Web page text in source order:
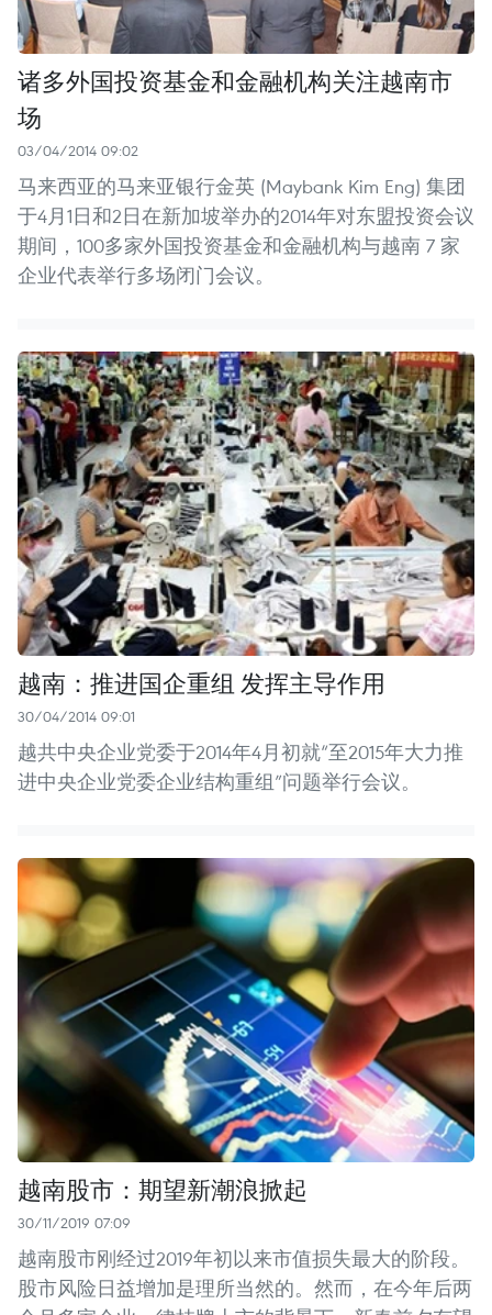
诸多外国投资基金和金融机构关注越南市
场
03/04/2014 09:02
马来西亚的马来亚银行金英 (Maybank Kim Eng) 集团
于4月1日和2日在新加坡举办的2014年对东盟投资会议
期间，100多家外国投资基金和金融机构与越南 7 家
企业代表举行多场闭门会议。
越南：推进国企重组 发挥主导作用
30/04/2014 09:01
越共中央企业党委于2014年4月初就“至2015年大力推
进中央企业党委企业结构重组”问题举行会议。
越南股市：期望新潮浪掀起
30/11/2019 07:09
越南股市刚经过2019年初以来市值损失最大的阶段。
股市风险日益增加是理所当然的。然而，在今年后两